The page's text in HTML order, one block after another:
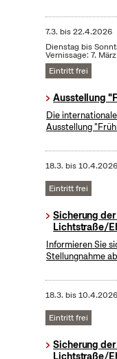
7.3. bis22.4.2026
Dienstag bis
Vernissage: 7.
Eintritt frei
Ausstellung
Die
Ausstellung
18.3. bis10.4.2026
Eintritt frei
Sicherung
Lichtstraße/
Informieren Sie
Stellungnahme
18.3. bis10.4.2026
Eintritt frei
Sicherung
Lichtstraße/